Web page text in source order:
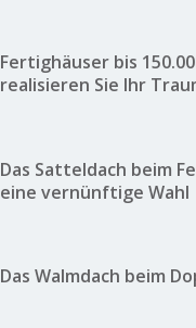
Fertighäuser bis
realisieren Sie Ihr
Das Satteldach beim
eine vernünftige Wahl
Das Walmdach beim